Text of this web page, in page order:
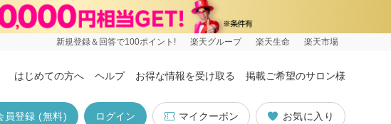
新規登録＆回答で100ポイント! 楽天グループ 楽天生命 楽天市場
はじめての方へ ヘルプ お得な情報を受け取る 掲載ご希望のサロン様
お気に入り
マイクーポン
ログイン
員登録 (無料)